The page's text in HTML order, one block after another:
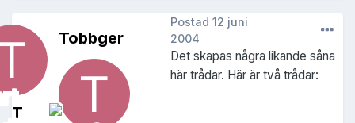
T
Tobbger
Postad 12 juni
2004
Det skapas några likande såna
här trådar. Här är två trådar: